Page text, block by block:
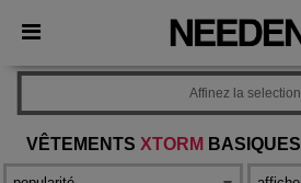
× Appli Needen
Meilleurs prix sur l’app !
VÊTEMENTS XTORM BASIQUES
Affinez la selection